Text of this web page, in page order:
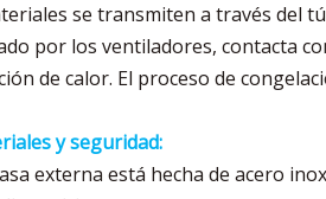
se transmiten a través del
por los ventiladores, contacta
de calor. El proceso de
y seguridad:
externa está hecha de acero